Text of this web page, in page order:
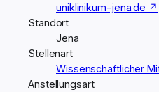
uniklinikum-jena.de ↗
Standort
Jena
Stellenart
Wissenschaftlicher
Anstellungsart